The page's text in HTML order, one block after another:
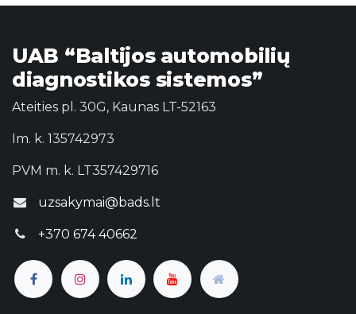
UAB “Baltijos automobilių
diagnostikos sistemos”
Ateities pl. 30G, Kaunas LT-52163
Im. k. 135742973
PVM m. k. LT357429716
uzsakymai@bads.lt
+370 674 40662